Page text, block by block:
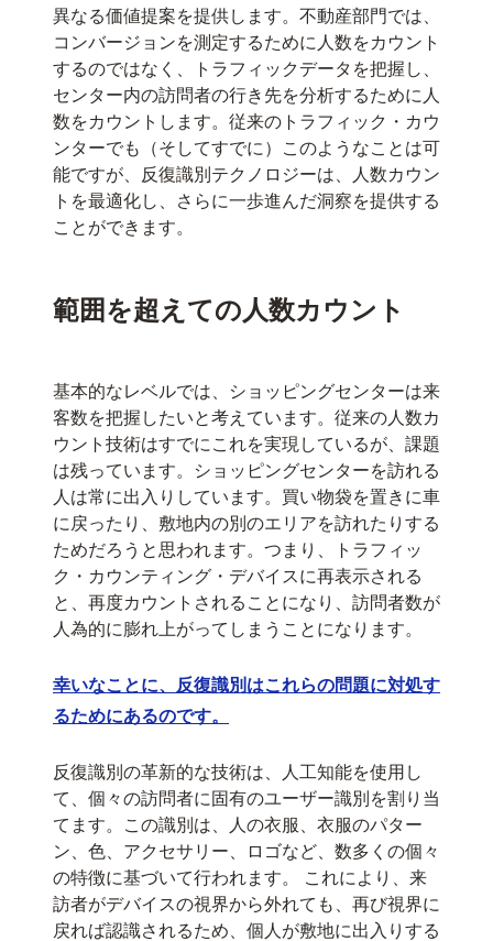
異なる価値提案を提供します。不動産部門では、
コンバージョンを測定するために人数をカウント
するのではなく、トラフィックデータを把握し、
センター内の訪問者の行き先を分析するために人
数をカウントします。従来のトラフィック・カウ
ンターでも（そしてすでに）このようなことは可
能ですが、反復識別テクノロジーは、人数カウン
トを最適化し、さらに一歩進んだ洞察を提供する
ことができます。
範囲を超えての人数カウント
基本的なレベルでは、ショッピングセンターは来
客数を把握したいと考えています。従来の人数カ
ウント技術はすでにこれを実現しているが、課題
は残っています。ショッピングセンターを訪れる
人は常に出入りしています。買い物袋を置きに車
に戻ったり、敷地内の別のエリアを訪れたりする
ためだろうと思われます。つまり、トラフィッ
ク・カウンティング・デバイスに再表示される
と、再度カウントされることになり、訪問者数が
人為的に膨れ上がってしまうことになります。
幸いなことに、反復識別はこれらの問題に対処す
るためにあるのです。
反復識別の革新的な技術は、人工知能を使用し
て、個々の訪問者に固有のユーザー識別を割り当
てます。この識別は、人の衣服、衣服のパター
ン、色、アクセサリー、ロゴなど、数多くの個々
の特徴に基づいて行われます。 これにより、来
訪者がデバイスの視界から外れても、再び視界に
戻れば認識されるため、個人が敷地に出入りする